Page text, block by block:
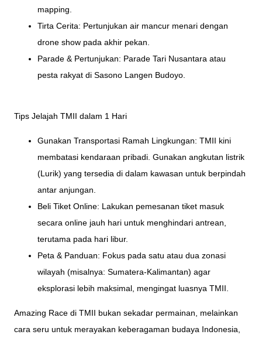
mapping.
Tirta Cerita: Pertunjukan air mancur menari dengan
drone show pada akhir pekan.
Parade & Pertunjukan: Parade Tari Nusantara atau
pesta rakyat di Sasono Langen Budoyo.
Tips Jelajah TMII dalam 1 Hari
Gunakan Transportasi Ramah Lingkungan: TMII kini
membatasi kendaraan pribadi. Gunakan angkutan listrik
(Lurik) yang tersedia di dalam kawasan untuk berpindah
antar anjungan.
Beli Tiket Online: Lakukan pemesanan tiket masuk
secara online jauh hari untuk menghindari antrean,
terutama pada hari libur.
Peta & Panduan: Fokus pada satu atau dua zonasi
wilayah (misalnya: Sumatera-Kalimantan) agar
eksplorasi lebih maksimal, mengingat luasnya TMII.
Amazing Race di TMII bukan sekadar permainan, melainkan
cara seru untuk merayakan keberagaman budaya Indonesia,